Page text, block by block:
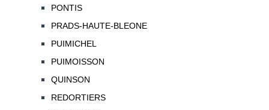
PONTIS
PRADS-HAUTE-BLEONE
PUIMICHEL
PUIMOISSON
QUINSON
REDORTIERS